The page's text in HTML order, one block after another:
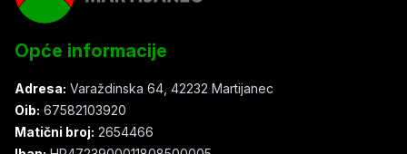
Opće informacije
Adresa: Varaždinska 64, 42232 Martijanec
Oib: 67582103920
Matični broj: 2654466